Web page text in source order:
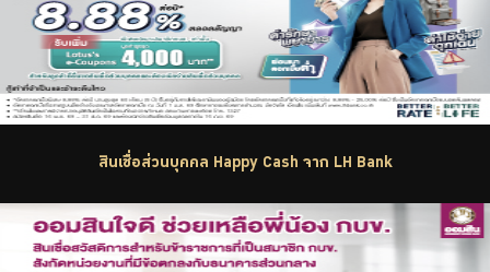
ไทย | Eng
สินเชื่อส่วนบุคคล Happy Cash จาก LH Bank